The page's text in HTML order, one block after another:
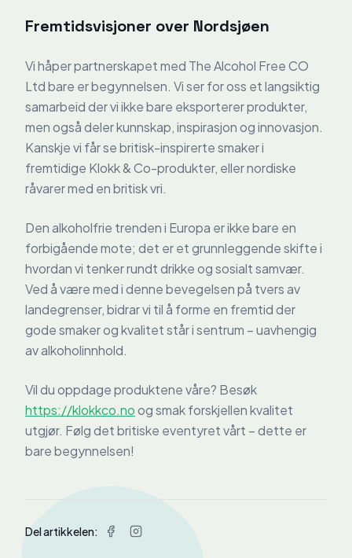
Fremtidsvisjoner over Nordsjøen
Vi håper partnerskapet med The Alcohol Free CO
Ltd bare er begynnelsen. Vi ser for oss et langsiktig
samarbeid der vi ikke bare eksporterer produkter,
men også deler kunnskap, inspirasjon og innovasjon.
Kanskje vi får se britisk-inspirerte smaker i
fremtidige Klokk & Co-produkter, eller nordiske
råvarer med en britisk vri.
Den alkoholfrie trenden i Europa er ikke bare en
forbigående mote; det er et grunnleggende skifte i
hvordan vi tenker rundt drikke og sosialt samvær.
Ved å være med i denne bevegelsen på tvers av
landegrenser, bidrar vi til å forme en fremtid der
gode smaker og kvalitet står i sentrum – uavhengig
av alkoholinnhold.
Vil du oppdage produktene våre? Besøk
https://klokkco.noog smak forskjellen kvalitet
utgjør. Følg det britiske eventyret vårt – dette er
bare begynnelsen!
Del artikkelen: